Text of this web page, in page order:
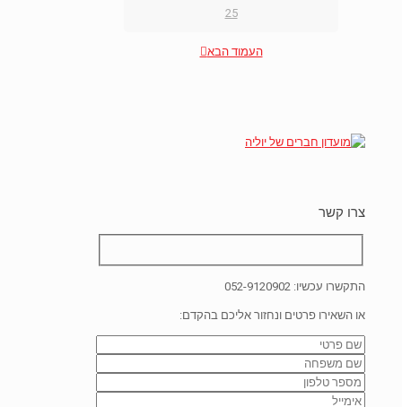
25
העמוד הבא
צרו קשר
התקשרו עכשיו: 052-9120902
או השאירו פרטים ונחזור אליכם בהקדם: